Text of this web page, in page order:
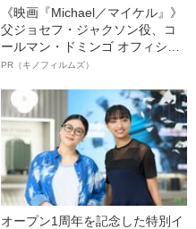
《映画『Michael／マイケル』》
父ジョセフ・ジャクソン役、コ
ールマン・ドミンゴ オフィシャ
ルインタビュー“観客を魅了した
語る”《日本興収70億円突破》
PR（キノフィルムズ）
オープン1周年を記念した特別イ